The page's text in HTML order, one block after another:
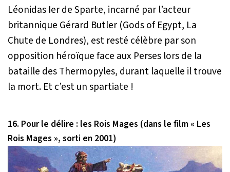
Léonidas Ier de Sparte, incarné par l’acteur
britannique Gérard Butler (Gods of Egypt, La
Chute de Londres), est resté célèbre par son
opposition héroïque face aux Perses lors de la
bataille des Thermopyles, durant laquelle il trouve
la mort. Et c’est un spartiate !
16. Pour le délire : les Rois Mages (dans le film « Les
Rois Mages », sorti en 2001)